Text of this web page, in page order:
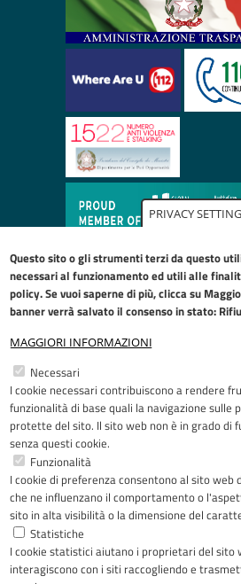
PRIVACY
Questo sito o gli strumenti terzi da questo
necessari al funzionamento ed utili alle
policy. Se vuoi saperne di più, clicca su
banner verrà salvato il consenso in stato:
MAGGIORI INFORMAZIONI
Necessari
I cookie necessari contribuiscono a rendere
funzionalità di base quali la navigazione sulle
protette del sito. Il sito web non è in grado di
senza questi cookie.
Funzionalità
I cookie di preferenza consentono al sito
che ne influenzano il comportamento o
sito in alta visibilità o la dimensione del
Statistiche
I cookie statistici aiutano i proprietari del sito
interagiscono con i siti raccogliendo e
Restiamo in
Facebook
Riconoscimenti